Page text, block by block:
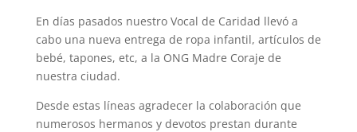
En días pasados nuestro Vocal de Caridad llevó a
cabo una nueva entrega de ropa infantil, artículos de
bebé, tapones, etc, a la ONG Madre Coraje de
nuestra ciudad.
Desde estas líneas agradecer la colaboración que
numerosos hermanos y devotos prestan durante